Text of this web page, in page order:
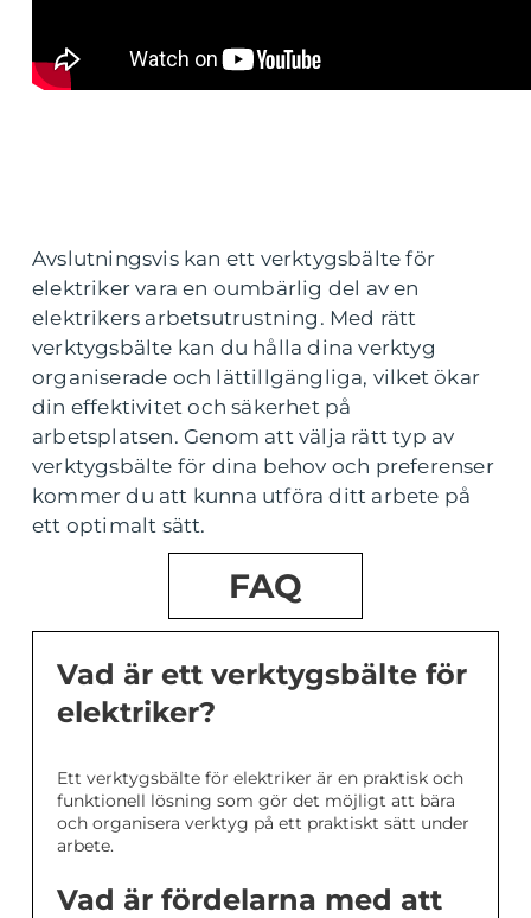
Avslutningsvis kan ett verktygsbälte för
elektriker vara en oumbärlig del av en
elektrikers arbetsutrustning. Med rätt
verktygsbälte kan du hålla dina verktyg
organiserade och lättillgängliga, vilket ökar
din effektivitet och säkerhet på
arbetsplatsen. Genom att välja rätt typ av
verktygsbälte för dina behov och preferenser
kommer du att kunna utföra ditt arbete på
ett optimalt sätt.
FAQ
Vad är ett verktygsbälte för
elektriker?
Ett verktygsbälte för elektriker är en praktisk och
funktionell lösning som gör det möjligt att bära
och organisera verktyg på ett praktiskt sätt under
arbete.
Vad är fördelarna med att